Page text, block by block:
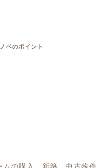
の購入。新築、中古物件